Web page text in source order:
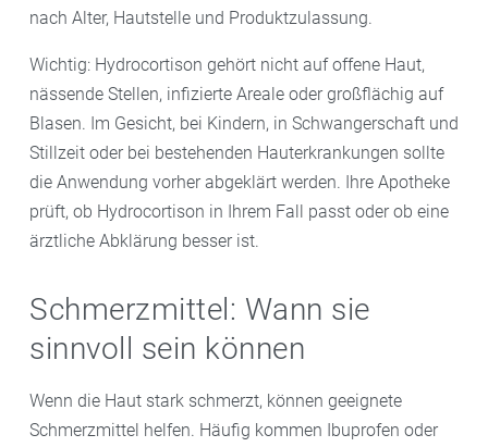
nach Alter, Hautstelle und Produktzulassung.
Wichtig: Hydrocortison gehört nicht auf offene Haut,
nässende Stellen, infizierte Areale oder großflächig auf
Blasen. Im Gesicht, bei Kindern, in Schwangerschaft und
Stillzeit oder bei bestehenden Hauterkrankungen sollte
die Anwendung vorher abgeklärt werden. Ihre Apotheke
prüft, ob Hydrocortison in Ihrem Fall passt oder ob eine
ärztliche Abklärung besser ist.
Schmerzmittel: Wann sie
sinnvoll sein können
Wenn die Haut stark schmerzt, können geeignete
Schmerzmittel helfen. Häufig kommen Ibuprofen oder